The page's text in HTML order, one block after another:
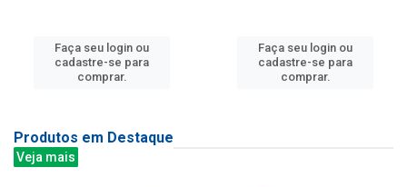
Faça seu login ou
cadastre-se para
comprar.
Faça seu login ou
cadastre-se para
comprar.
Produtos em Destaque
Veja mais